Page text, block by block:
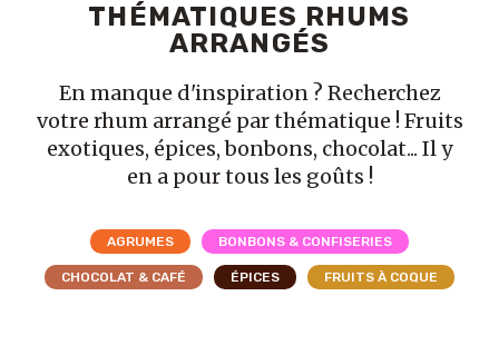
THÉMATIQUES RHUMS
ARRANGÉS
En manque d'inspiration ? Recherchez
votre rhum arrangé par thématique ! Fruits
exotiques, épices, bonbons, chocolat... Il y
en a pour tous les goûts !
AGRUMES BONBONS & CONFISERIES
CHOCOLAT & CAFÉ ÉPICES FRUITS À COQUE